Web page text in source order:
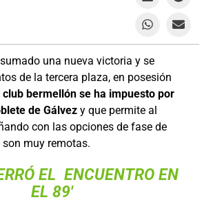
una nueva victoria y se
de la tercera plaza, en posesión
club bermellón se ha impuesto por
de Gálvez y que permite al
con las opciones de fase de
muy remotas.
EL ENCUENTRO EN
EL 89′